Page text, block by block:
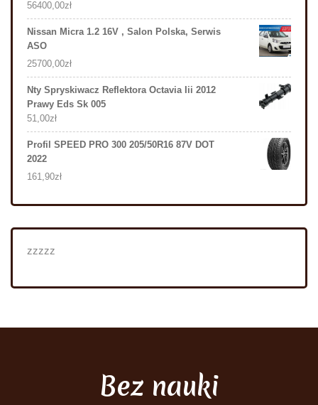
56400,00zł
Nissan Micra 1.2 16V , Salon Polska, Serwis
ASO
25700,00zł
Nty Spryskiwacz Reflektora Octavia Iii 2012
Prawy Eds Sk 005
51,00zł
Profil SPEED PRO 300 205/50R16 87V DOT
2022
161,90zł
zzzzz
Bez nauki